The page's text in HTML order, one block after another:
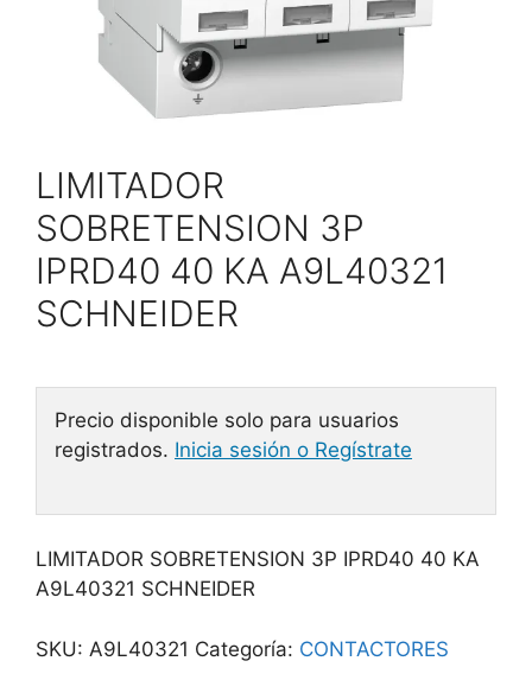
LIMITADOR
SOBRETENSION 3P
IPRD40 40 KA A9L40321
SCHNEIDER
Precio disponible solo para usuarios
registrados. Inicia sesión o Regístrate
LIMITADOR SOBRETENSION 3P IPRD40 40 KA
A9L40321 SCHNEIDER
SKU: A9L40321 Categoría: CONTACTORES